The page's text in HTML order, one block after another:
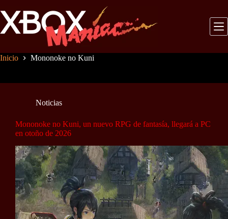
al
contenido
Inicio Mononoke no Kuni
Noticias
Mononoke no Kuni, un nuevo RPG de fantasía, llegará a PC
en otoño de 2026